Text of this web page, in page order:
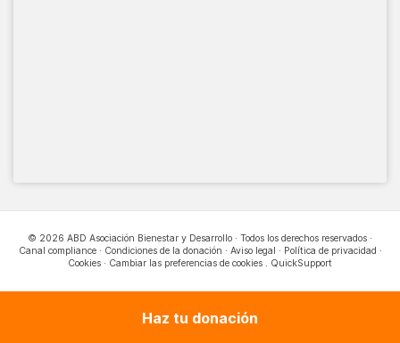
© 2026 ABD Asociación Bienestar y Desarrollo · Todos los derechos reservados ·
Canal compliance· Condiciones de la donación · Aviso legal · Política de privacidad ·
Cookies · Cambiar las preferencias de cookies . QuickSupport
Haz tu donación